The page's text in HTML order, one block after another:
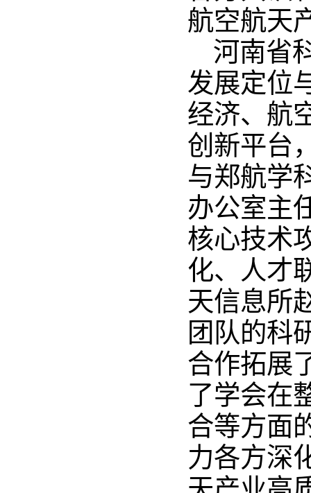
航空航天
河南省
发展定位
经济、航
创新平台
与郑航学
办公室主
核心技术
化、人才
天信息所
团队的科
合作拓展
了学会在
合等方面
力各方深